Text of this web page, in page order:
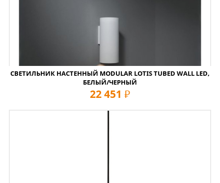
СВЕТИЛЬНИК НАСТЕННЫЙ MODULAR LOTIS TUBED WALL LED,
БЕЛЫЙ/ЧЕРНЫЙ
22 451 руб